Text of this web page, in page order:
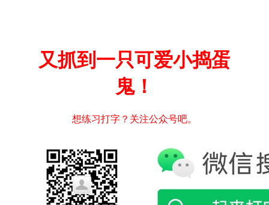
又抓到一只可爱小捣蛋
鬼！
想练习打字？关注公众号吧。